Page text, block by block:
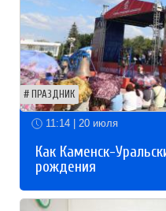
ПРАЗДНИК
11:14 | 20 июля
Как Каменск-
рождения